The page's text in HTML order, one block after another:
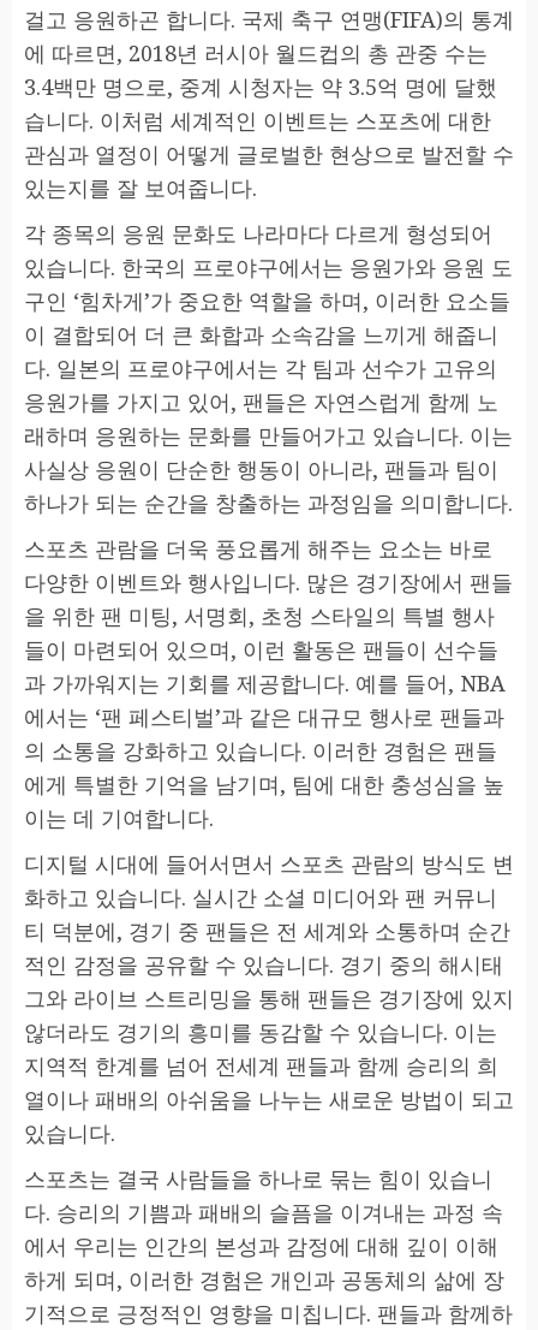
걸고 응원하곤 합니다. 국제 축구 연맹(FIFA)의 통계
에 따르면, 2018년 러시아 월드컵의 총 관중 수는
3.4백만 명으로, 중계 시청자는 약 3.5억 명에 달했
습니다. 이처럼 세계적인 이벤트는 스포츠에 대한
관심과 열정이 어떻게 글로벌한 현상으로 발전할 수
있는지를 잘 보여줍니다.
각 종목의 응원 문화도 나라마다 다르게 형성되어
있습니다. 한국의 프로야구에서는 응원가와 응원 도
구인 ‘힘차게’가 중요한 역할을 하며, 이러한 요소들
이 결합되어 더 큰 화합과 소속감을 느끼게 해줍니
다. 일본의 프로야구에서는 각 팀과 선수가 고유의
응원가를 가지고 있어, 팬들은 자연스럽게 함께 노
래하며 응원하는 문화를 만들어가고 있습니다. 이는
사실상 응원이 단순한 행동이 아니라, 팬들과 팀이
하나가 되는 순간을 창출하는 과정임을 의미합니다.
스포츠 관람을 더욱 풍요롭게 해주는 요소는 바로
다양한 이벤트와 행사입니다. 많은 경기장에서 팬들
을 위한 팬 미팅, 서명회, 초청 스타일의 특별 행사
들이 마련되어 있으며, 이런 활동은 팬들이 선수들
과 가까워지는 기회를 제공합니다. 예를 들어, NBA
에서는 ‘팬 페스티벌’과 같은 대규모 행사로 팬들과
의 소통을 강화하고 있습니다. 이러한 경험은 팬들
에게 특별한 기억을 남기며, 팀에 대한 충성심을 높
이는 데 기여합니다.
디지털 시대에 들어서면서 스포츠 관람의 방식도 변
화하고 있습니다. 실시간 소셜 미디어와 팬 커뮤니
티 덕분에, 경기 중 팬들은 전 세계와 소통하며 순간
적인 감정을 공유할 수 있습니다. 경기 중의 해시태
그와 라이브 스트리밍을 통해 팬들은 경기장에 있지
않더라도 경기의 흥미를 동감할 수 있습니다. 이는
지역적 한계를 넘어 전세계 팬들과 함께 승리의 희
열이나 패배의 아쉬움을 나누는 새로운 방법이 되고
있습니다.
스포츠는 결국 사람들을 하나로 묶는 힘이 있습니
다. 승리의 기쁨과 패배의 슬픔을 이겨내는 과정 속
에서 우리는 인간의 본성과 감정에 대해 깊이 이해
하게 되며, 이러한 경험은 개인과 공동체의 삶에 장
기적으로 긍정적인 영향을 미칩니다. 팬들과 함께하